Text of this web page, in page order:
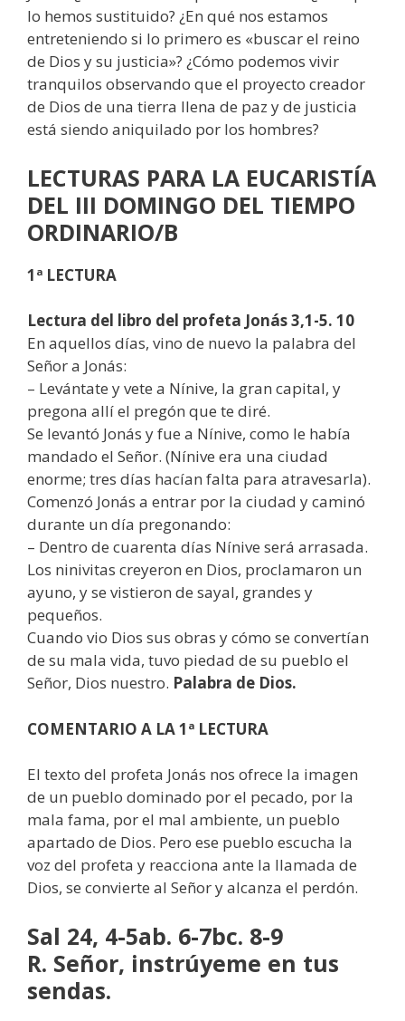
lo hemos sustituido? ¿En qué nos estamos
entreteniendo si lo primero es «buscar el reino
de Dios y su justicia»? ¿Cómo podemos vivir
tranquilos observando que el proyecto creador
de Dios de una tierra llena de paz y de justicia
está siendo aniquilado por los hombres?
LECTURAS PARA LA EUCARISTÍA
DEL III DOMINGO DEL TIEMPO
ORDINARIO/B
1ª LECTURA
Lectura del libro del profeta Jonás 3,1-5. 10
En aquellos días, vino de nuevo la palabra del
Señor a Jonás:
– Levántate y vete a Nínive, la gran capital, y
pregona allí el pregón que te diré.
Se levantó Jonás y fue a Nínive, como le había
mandado el Señor. (Nínive era una ciudad
enorme; tres días hacían falta para atravesarla).
Comenzó Jonás a entrar por la ciudad y caminó
durante un día pregonando:
– Dentro de cuarenta días Nínive será arrasada.
Los ninivitas creyeron en Dios, proclamaron un
ayuno, y se vistieron de sayal, grandes y
pequeños.
Cuando vio Dios sus obras y cómo se convertían
de su mala vida, tuvo piedad de su pueblo el
Señor, Dios nuestro. Palabra de Dios.
COMENTARIO A LA 1ª LECTURA
El texto del profeta Jonás nos ofrece la imagen
de un pueblo dominado por el pecado, por la
mala fama, por el mal ambiente, un pueblo
apartado de Dios. Pero ese pueblo escucha la
voz del profeta y reacciona ante la llamada de
Dios, se convierte al Señor y alcanza el perdón.
Sal 24, 4-5ab. 6-7bc. 8-9
R. Señor, instrúyeme en tus
sendas.